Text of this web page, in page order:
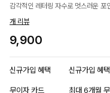
감각적인 레터링 자수로 멋스러운 포
개 리뷰
9,900
신규가입 혜택 신규가입 혜택
무이자 카드 최대 6개월